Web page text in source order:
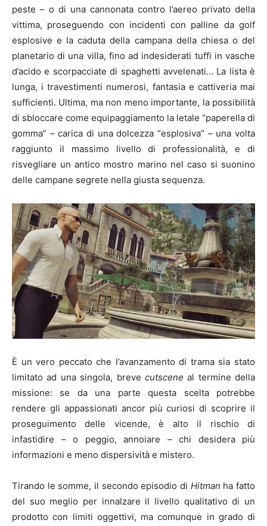
peste – o di una cannonata contro l’aereo privato della
vittima, proseguendo con incidenti con palline da golf
esplosive e la caduta della campana della chiesa o del
planetario di una villa, fino ad indesiderati tuffi in vasche
d’acido e scorpacciate di spaghetti avvelenati… La lista è
lunga, i travestimenti numerosi, fantasia e cattiveria mai
sufficienti. Ultima, ma non meno importante, la possibilità
di sbloccare come equipaggiamento la letale “paperella di
gomma” – carica di una dolcezza “esplosiva” – una volta
raggiunto il massimo livello di professionalità, e di
risvegliare un antico mostro marino nel caso si suonino
delle campane segrete nella giusta sequenza.
È un vero peccato che l’avanzamento di trama sia stato
limitato ad una singola, breve cutscene al termine della
missione: se da una parte questa scelta potrebbe
rendere gli appassionati ancor più curiosi di scoprire il
proseguimento delle vicende, è alto il rischio di
infastidire – o peggio, annoiare – chi desidera più
informazioni e meno dispersività e mistero.
Tirando le somme, il secondo episodio di Hitman ha fatto
del suo meglio per innalzare il livello qualitativo di un
prodotto con limiti oggettivi, ma comunque in grado di